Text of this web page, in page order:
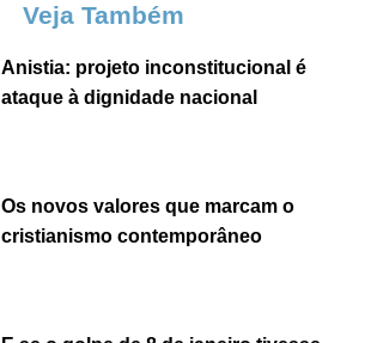
Veja Também
Anistia: projeto inconstitucional é
ataque à dignidade nacional
Os novos valores que marcam o
cristianismo contemporâneo